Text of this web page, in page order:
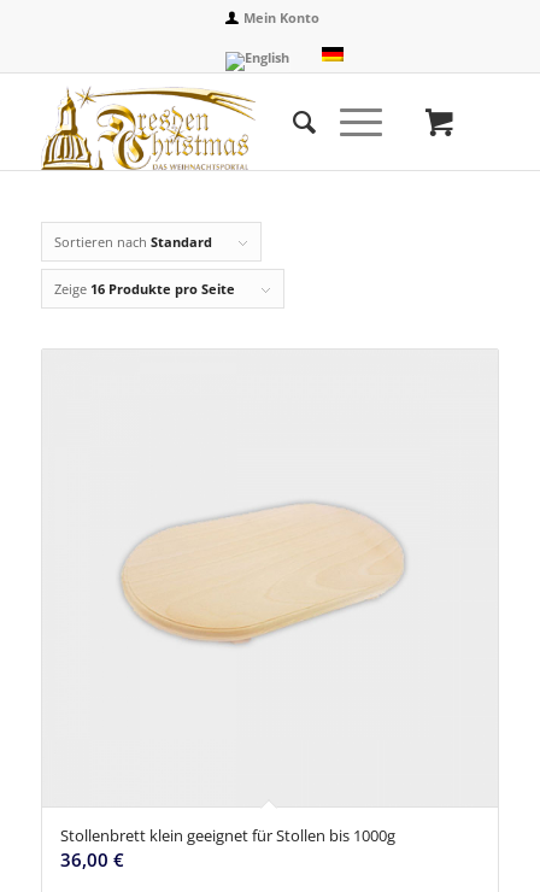
Mein Konto
Sortieren nach Standard
Zeige 16 Produkte pro Seite
Stollenbrett klein geeignet für Stollen bis 1000g
36,00 €